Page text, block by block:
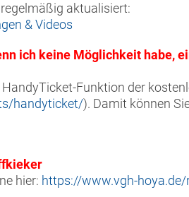
aktualisiert:
& Videos
ich keine Möglichkeit habe,
Funktion der
handyticket/). Damit können
hier: https://www.vgh-hoya.de/